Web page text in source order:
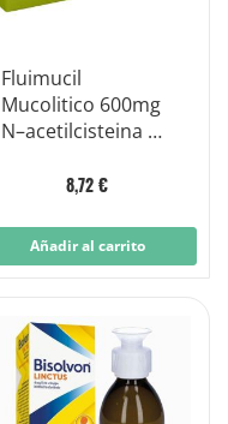
Fluimucil
Mucolitico 600mg
N–acetilcisteina 10
Effervescenti
8,72 €
Añadir al carrito